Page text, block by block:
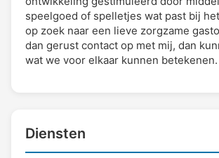
speelgoed of spelletjes wat past bij
op zoek naar een lieve zorgzame
dan gerust contact op met mij, dan
wat we voor elkaar kunnen betekenen.
Diensten